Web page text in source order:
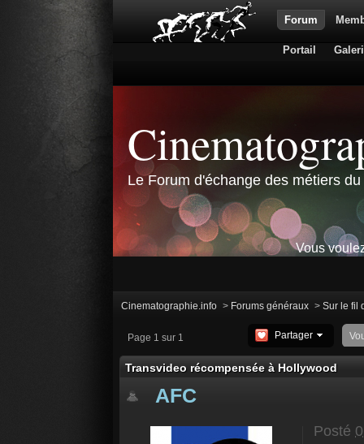
Forum
Portail
Le Forum d'échange des métiers
Vous
Cinematographie.info > Forums généraux > Sur le fil
Page 1 sur 1 Partager
Transvideo récompensée à Hollywood
AFC
Posté